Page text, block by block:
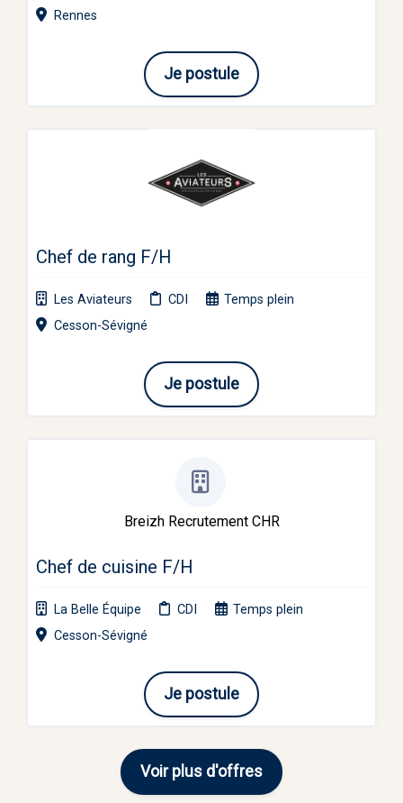
Rennes
Je postule
Chef de rang F/H
Les Aviateurs CDI
Temps plein
Cesson-Sévigné
Je postule
Breizh Recrutement CHR
Chef de cuisine F/H
La Belle Équipe CDI
Temps plein
Cesson-Sévigné
Je postule
Voir plus d'offres